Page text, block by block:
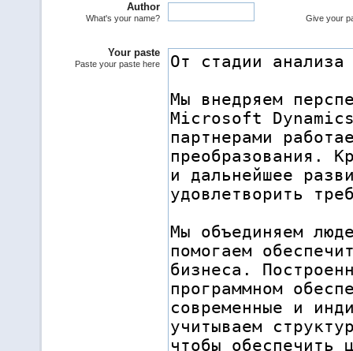
Author
What's your name? Give your
Your paste
Paste your paste here